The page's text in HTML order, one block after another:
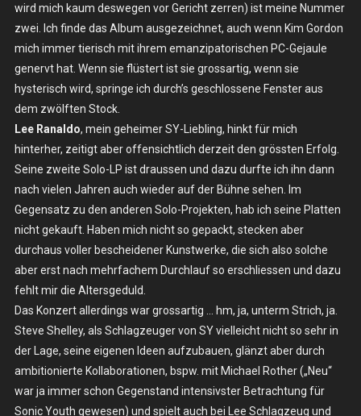
wird mich kaum deswegen vor Gericht zerren) ist meine Nummer
zwei. Ich finde das Album ausgezeichnet, auch wenn Kim Gordon
mich immer tierisch mit ihrem emanzipatorischen PC-Gejaule
genervt hat. Wenn sie flüstert ist sie grossartig, wenn sie
hysterisch wird, springe ich durch’s geschlossene Fenster aus
dem zwölften Stock.
Lee Ranaldo, mein geheimer SY-Liebling, hinkt für mich
hinterher, zeitigt aber offensichtlich derzeit den grössten Erfolg.
Seine zweite Solo-LP ist draussen und dazu durfte ich ihn dann
nach vielen Jahren auch wieder auf der Bühne sehen. Im
Gegensatz zu den anderen Solo-Projekten, hab ich seine Platten
nicht gekauft. Haben mich nicht so gepackt, stecken aber
durchaus voller bescheidener Kunstwerke, die sich also solche
aber erst nach mehrfachem Durchlauf so erschliessen und dazu
fehlt mir die Altersgeduld.
Das Konzert allerdings war grossartig … hm, ja, unterm Strich, ja.
Steve Shelley, als Schlagzeuger von SY vielleicht nicht so sehr in
der Lage, seine eigenen Ideen aufzubauen, glänzt aber durch
ambitionierte Kollaborationen, bspw. mit Michael Rother („Neu“
war ja immer schon Gegenstand intensivster Betrachtung für
Sonic Youth gewesen) und spielt auch bei Lee Schlagzeug und